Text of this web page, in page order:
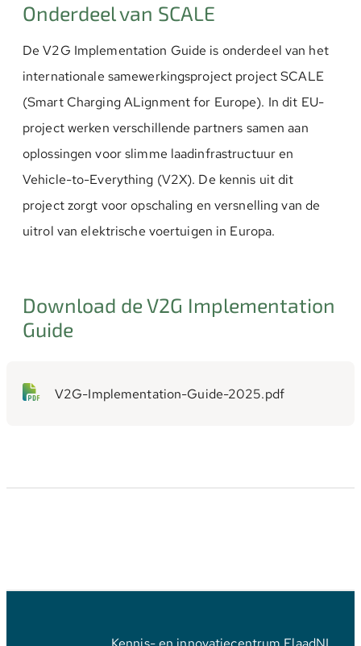
Onderdeel van SCALE
De V2G Implementation Guide is onderdeel van het
internationale samewerkingsproject project SCALE
(Smart Charging ALignment for Europe). In dit EU-
project werken verschillende partners samen aan
oplossingen voor slimme laadinfrastructuur en
Vehicle-to-Everything (V2X). De kennis uit dit
project zorgt voor opschaling en versnelling van de
uitrol van elektrische voertuigen in Europa.
Download de V2G Implementation
Guide
V2G-Implementation-Guide-2025.pdf